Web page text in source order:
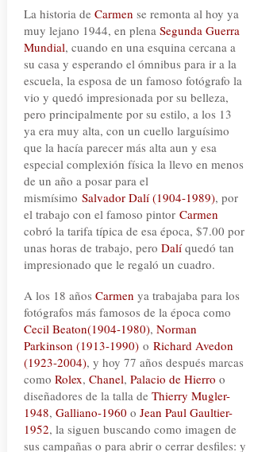
La historia de Carmen se remonta al hoy ya
muy lejano 1944, en plena Segunda Guerra
Mundial, cuando en una esquina cercana a
su casa y esperando el ómnibus para ir a la
escuela, la esposa de un famoso fotógrafo la
vio y quedó impresionada por su belleza,
pero principalmente por su estilo, a los 13
ya era muy alta, con un cuello larguísimo
que la hacía parecer más alta aun y esa
especial complexión física la llevo en menos
de un año a posar para el
mismísimo Salvador Dalí(1904-1989), por
el trabajo con el famoso pintor Carmen
cobró la tarifa típica de esa época, $7.00 por
unas horas de trabajo, pero Dalíquedó tan
impresionado que le regaló un cuadro.
A los 18 años Carmen ya trabajaba para los
fotógrafos más famosos de la época como
Cecil Beaton(1904-1980), Norman
Parkinson (1913-1990)o Richard Avedon
(1923-2004), y hoy 77 años después marcas
como Rolex, Chanel, Palacio de Hierro o
diseñadores de la talla de Thierry Mugler-
1948, Galliano-1960 o Jean Paul Gaultier-
1952, la siguen buscando como imagen de
sus campañas o para abrir o cerrar desfiles: y